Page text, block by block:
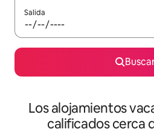
Salida
Los alojamientos
calificados cerca